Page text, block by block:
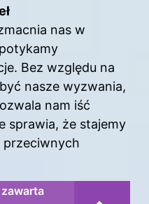
nas w
Bez względu na
nasze wyzwania,
nam iść
sprawia, że stajemy
przeciwnych